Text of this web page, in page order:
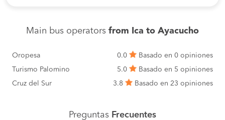
Main bus operators from Ica to Ayacucho
Oropesa 0.0
Basado en 0 opiniones
Turismo Palomino
5.0
Basado en 5 opiniones
Cruz del Sur
3.8 Basado en 23 opiniones
Preguntas Frecuentes